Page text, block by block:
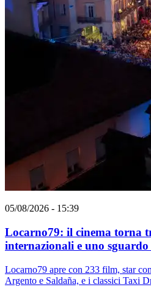
05/08/2026 - 15:39
Locarno79: il cinema torna
internazionali e uno
Locarno79 apre con 233 film, star
Argento e Saldaña, e i classici Taxi